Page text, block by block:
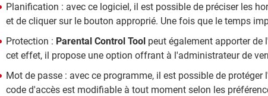
Planification : avec ce logiciel, il est possible de préciser les
et de cliquer sur le bouton approprié. Une fois que le temps
Protection : Parental Control Tool peut également apporter de
cet effet, il propose une option offrant à l'administrateur de
Mot de passe : avec ce programme, il est possible de
code d'accès est modifiable à tout moment selon les